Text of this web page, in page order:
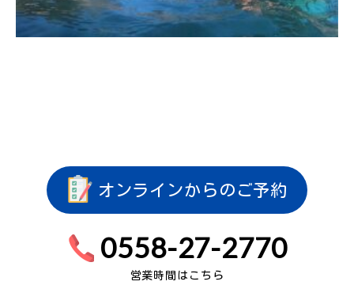
オンラインからのご予約
0558-27-2770
営業時間はこちら